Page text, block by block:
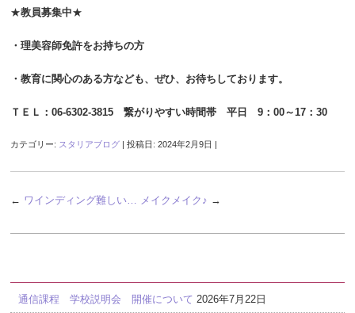
★教員募集中★
・理美容師免許をお持ちの方
・教育に関心のある方なども、ぜひ、お待ちしております。
ＴＥＬ：06-6302-3815 繋がりやすい時間帯 平日 9：00～17：30
カテゴリー: スタリアブログ | 投稿日:2024年2月9日 |
← ワインディング難しい… メイクメイク♪ →
通信課程 学校説明会 開催について 2026年7月22日